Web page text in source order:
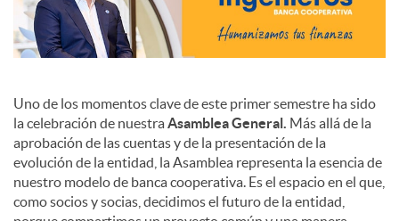
Uno de los momentos clave de este primer semestre ha sido
la celebración de nuestra Asamblea General. Más allá de la
aprobación de las cuentas y de la presentación de la
evolución de la entidad, la Asamblea representa la esencia de
nuestro modelo de banca cooperativa. Es el espacio en el que,
como socios y socias, decidimos el futuro de la entidad,